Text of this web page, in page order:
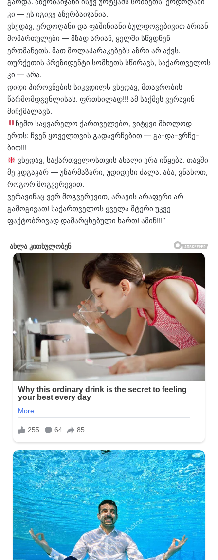
კი — ეს იგივე აზერბაიჯანია.
ვხედავ, ერდოღანი და ფაშინიანი ბულდოგებივით არიან
მომართულები — მზად არიან, ყელში სწვდნენ
ერთმანეთს. მათ მოლაპარაკებებს აზრი არ აქვს.
თურქეთის პრეზიდენტი სომხეთს სწირავს, საქართველოს
კი — არა.
დიდი პიროვნების სიკვდილს ვხედავ, მთავრობის
წარმომდგენლისას. ფრთხილად!!! ამ საქმეს ვერავინ
მიჩქმალავს.
ჩემო საყვარელო ქართველებო, ვიტყვი მხოლოდ
ერთს: ჩვენ ყოველთვის გადავრჩებით — გა-და-ვრჩე-
ბით!!!
ვხედავ, საქართველოსთვის ახალი ერა იწყება. თავში
მე ვდგავარ — უზარმაზარი, უდიდესი ძალა. აბა, ვნახოთ,
როგორ მოგვერევით.
ვერავინაც ვერ მოგვერევით, არავის არაფერი არ
გამოგივათ! საქართველოს ყველა მტერი უკვე
ფაქტობრივად დამარცხებული ხართ! ამინ!!!”